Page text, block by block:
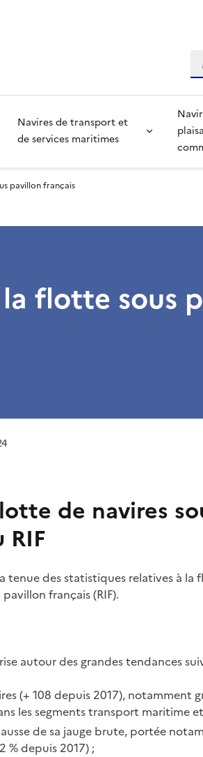
Navires de transport et
de services maritimes
pavillon français
flotte sous
de navires
tenue des statistiques relatives à la
français (RIF).
autour des grandes tendances
(+ 108 depuis 2017), notamment
les segments transport maritime
de sa jauge brute, portée
% depuis 2017) ;